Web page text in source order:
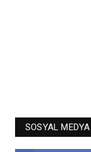
SOSYAL MEDYA